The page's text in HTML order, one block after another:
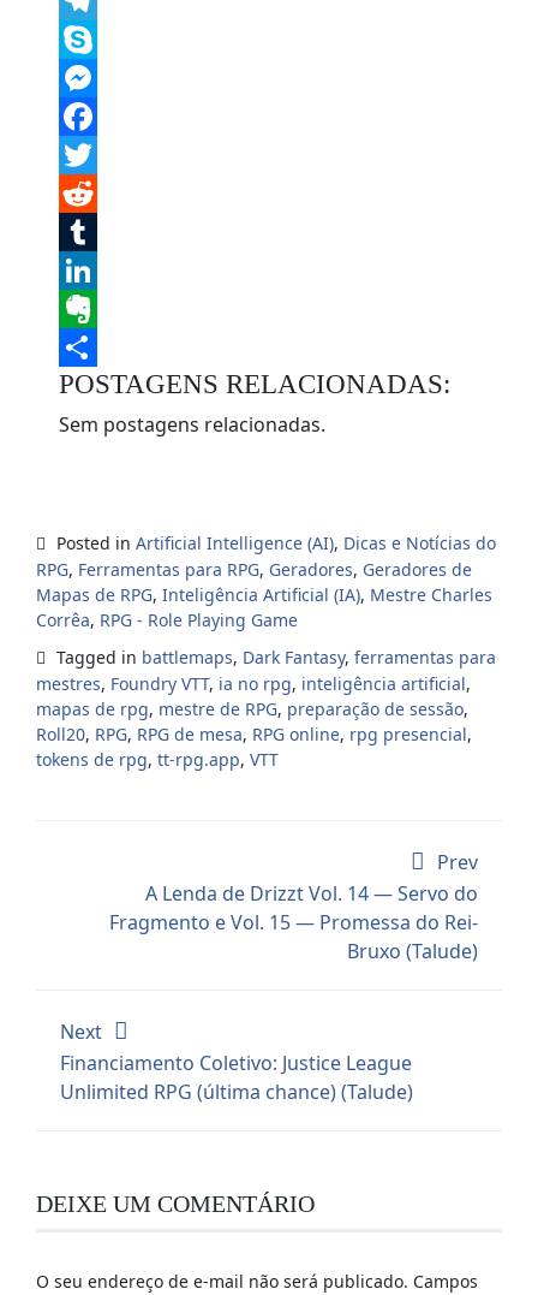
Telegram
Skype
Messenger
Facebook
Twitter
Reddit
Tumblr
LinkedIn
Evernote
Share
POSTAGENS RELACIONADAS:
Sem postagens relacionadas.
Posted in Artificial Intelligence (AI), Dicas e Notícias do
RPG, Ferramentas para RPG, Geradores, Geradores de
Mapas de RPG, Inteligência Artificial (IA), Mestre Charles
Corrêa, RPG - Role Playing Game
Tagged in battlemaps, Dark Fantasy, ferramentas para
mestres, Foundry VTT, ia no rpg, inteligência artificial,
mapas de rpg, mestre de RPG, preparação de sessão,
Roll20, RPG, RPG de mesa, RPG online, rpg presencial,
tokens de rpg, tt-rpg.app, VTT
Prev
A Lenda de Drizzt Vol. 14 — Servo do
Fragmento e Vol. 15 — Promessa do Rei-
Bruxo (Talude)
Next
Financiamento Coletivo: Justice League
Unlimited RPG (última chance) (Talude)
DEIXE UM COMENTÁRIO
O seu endereço de e-mail não será publicado. Campos